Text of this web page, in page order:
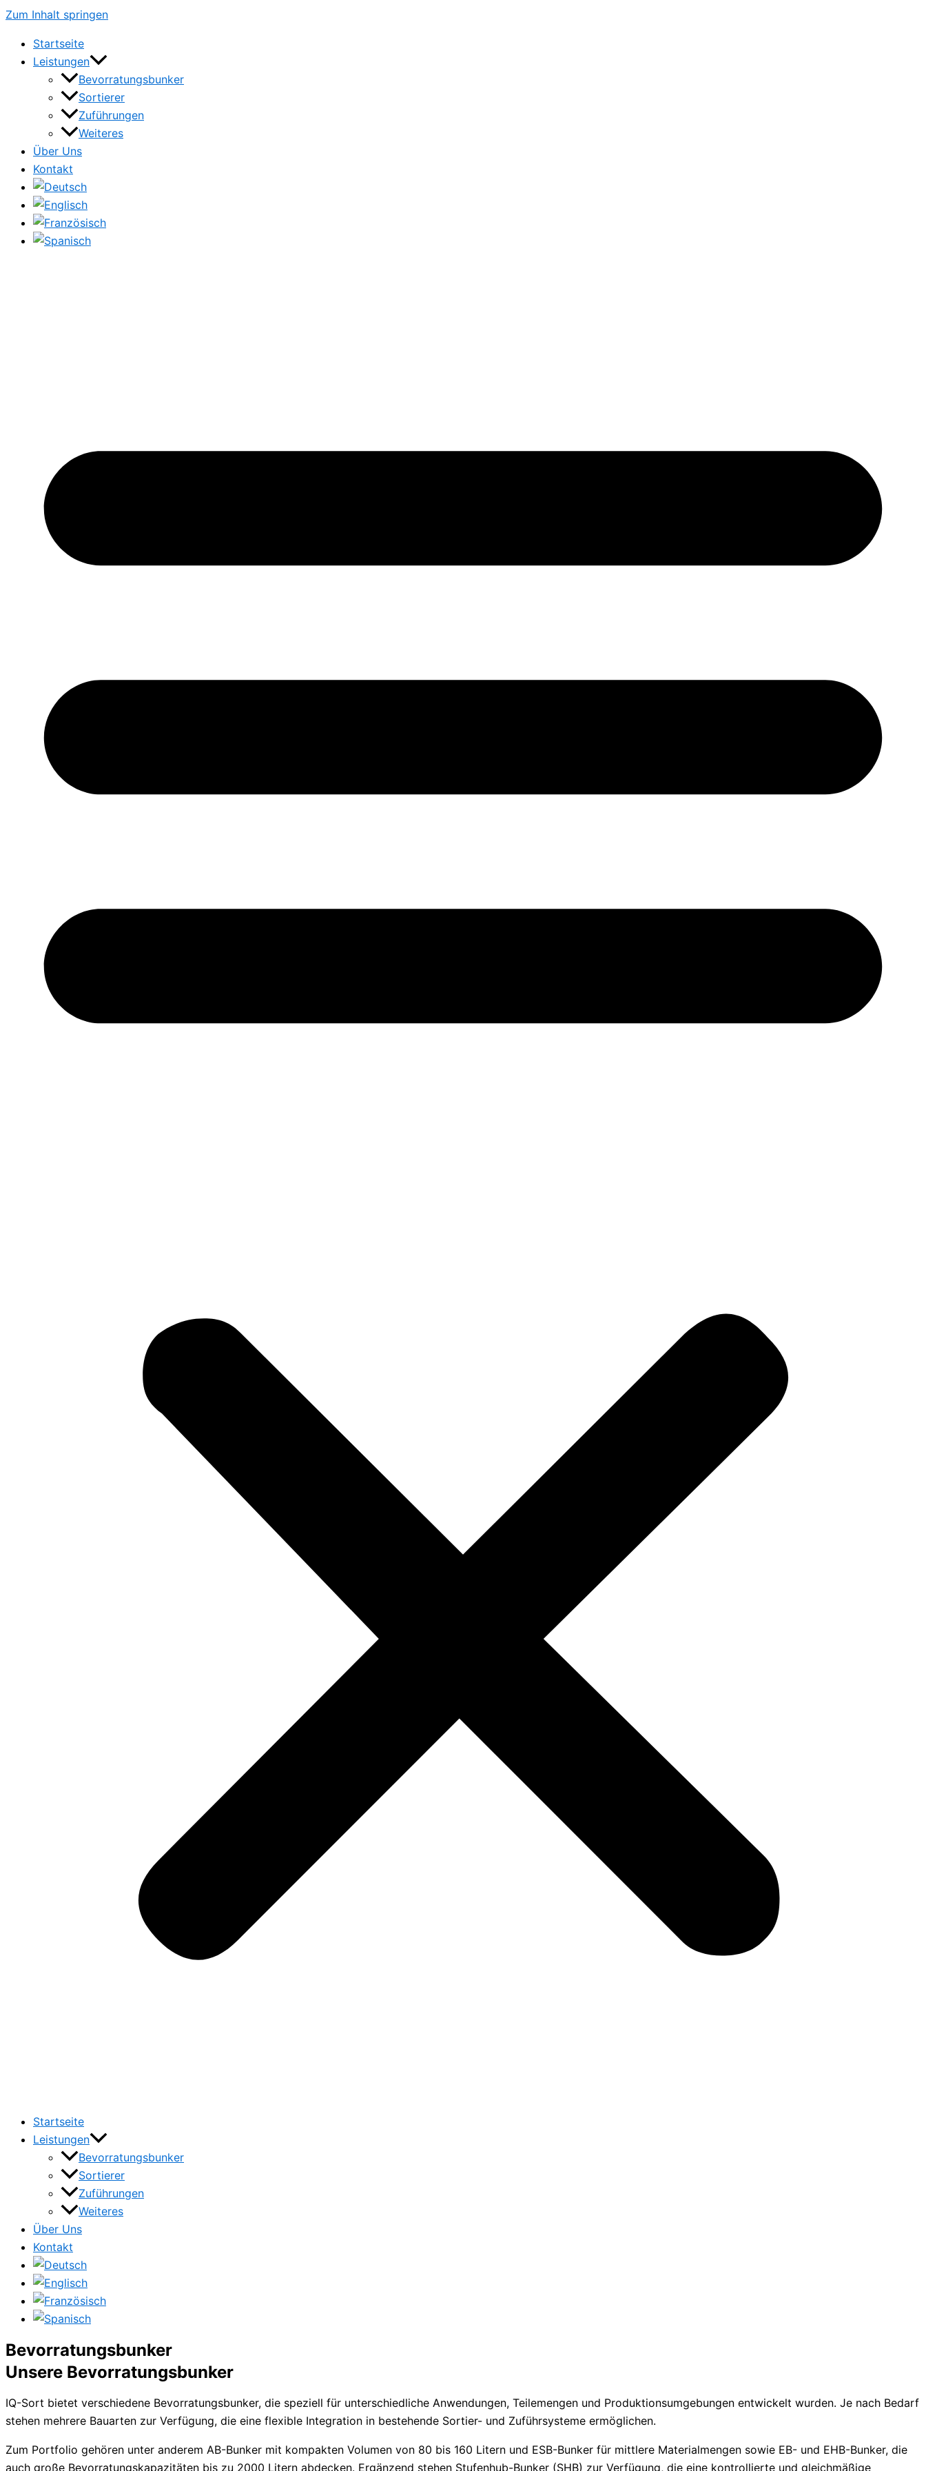
Zum Inhalt springen
Startseite
Leistungen
Bevorratungsbunker
Sortierer
Zuführungen
Weiteres
Über Uns
Kontakt
Startseite
Leistungen
Bevorratungsbunker
Sortierer
Zuführungen
Weiteres
Über Uns
Kontakt
Bevorratungsbunker
Unsere Bevorratungsbunker
IQ-Sort bietet verschiedene Bevorratungsbunker, die speziell für unterschiedliche Anwendungen, Teilemengen und Produktionsumgebungen entwickelt wurden. Je nach Bedarf
stehen mehrere Bauarten zur Verfügung, die eine flexible Integration in bestehende Sortier- und Zuführsysteme ermöglichen.
Zum Portfolio gehören unter anderem AB-Bunker mit kompakten Volumen von 80 bis 160 Litern und ESB-Bunker für mittlere Materialmengen sowie EB- und EHB-Bunker, die
auch große Bevorratungskapazitäten bis zu 2000 Litern abdecken. Ergänzend stehen Stufenhub-Bunker (SHB) zur Verfügung, die eine kontrollierte und gleichmäßige